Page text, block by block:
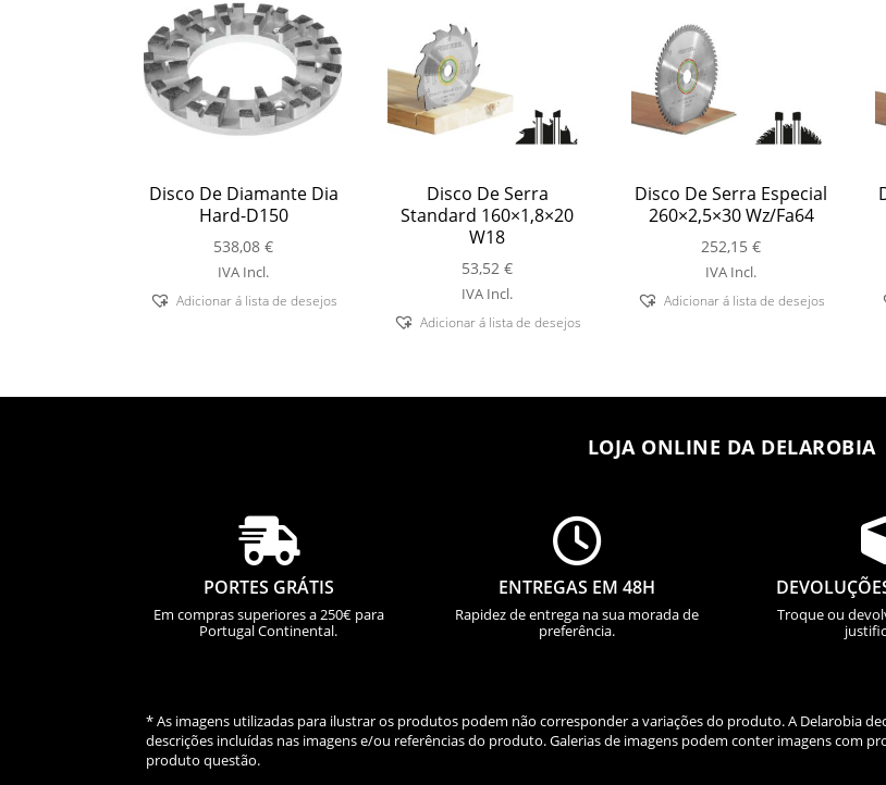
Disco De Diamante Dia
Hard-D150
538,08€
IVA Incl.
Adicionar á lista de desejos
Disco De Serra
Standard 160×1,8×20
W18
53,52€
IVA Incl.
Adicionar á lista de desejos
Disco De Serra Especial
260×2,5×30 Wz/Fa64
252,15€
IVA Incl.
Adicionar á lista de desejos
LOJA ONLINE DA DELAROBIA

PORTES GRÁTIS
Em compras superiores a 250€ para
Portugal Continental.

ENTREGAS EM 48H
Rapidez de entrega na sua morada de
preferência.
Troque ou
* As imagens utilizadas para ilustrar os produtos podem não corresponder a variações do produto. A Delarobia
descrições incluídas nas imagens e/ou referências do produto. Galerias de imagens podem conter imagens com
produto questão.